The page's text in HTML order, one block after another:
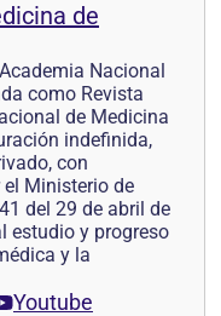
de
Nacional
como Revista
de Medicina
indefinida,
con
Ministerio de
del 29 de abril de
estudio y progreso
y la
Youtube